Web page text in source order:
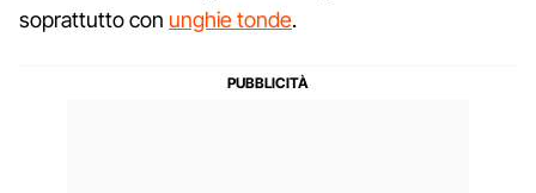
soprattutto con unghie tonde.